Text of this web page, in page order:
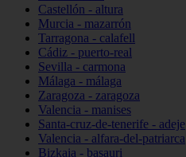
Castellón - altura
Murcia - mazarrón
Tarragona - calafell
Cádiz - puerto-real
Sevilla - carmona
Málaga - málaga
Zaragoza - zaragoza
Valencia - manises
Santa-cruz-de-tenerife - adeje
Valencia - alfara-del-patriarca
Bizkaia - basauri